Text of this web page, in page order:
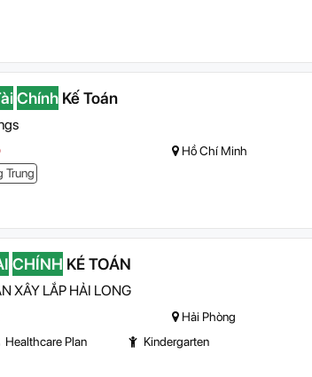
Chính Kế Toán
Hồ Chí Minh
Trung
CHÍNH KÉ TOÁN
XÂY LẮP HẢI LONG
Hải Phòng
Healthcare Plan Kindergarten